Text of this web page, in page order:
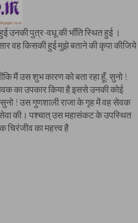
उनकी पुत्र-वधू की भाँति स्थित हुई ।
वह किसकी हुई मुझे बताने की कृपा कीजिये
मैं उस शुभ कारण को बता रहा हूँ, सुनो !
का उपकार किया है इससे उनकी कोई
! उस गुणशाली राजा के गृह में वह सेवक
सेवा की। पश्चात् उस महासंकट के उपस्थित
चिरंजीव का महत्त्व है